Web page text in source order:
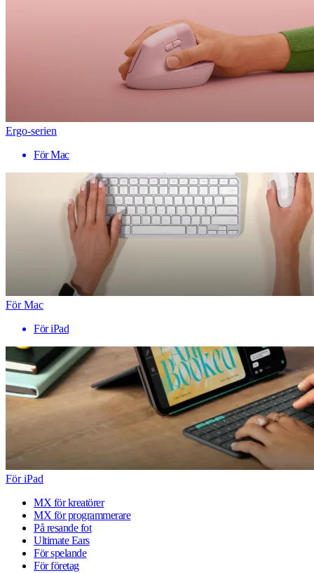
Ergo-serien
För Mac
För Mac
För iPad
För iPad
MX för kreatörer
MX för programmerare
På resande fot
Ultimate Ears
För spelande
För företag